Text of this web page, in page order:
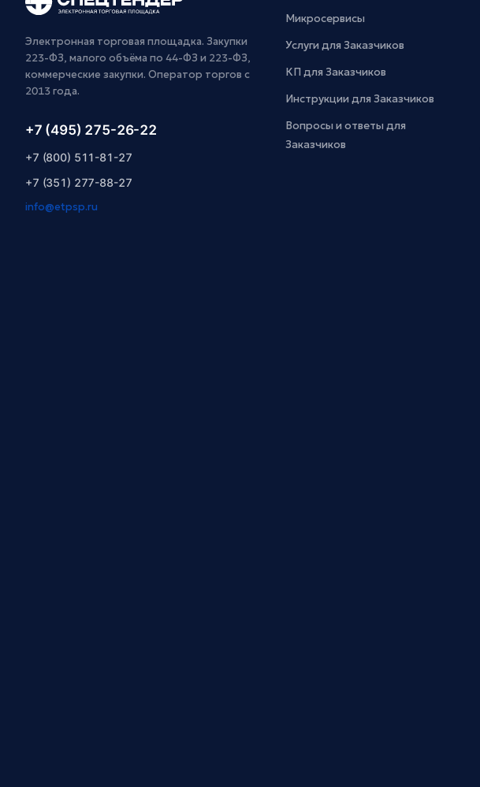
Электронная торговая площадка. Закупки
223-ФЗ, малого объёма по 44-ФЗ и 223-ФЗ,
коммерческие закупки. Оператор торгов с
2013 года.
+7 (495) 275-26-22
+7 (800) 511-81-27
+7 (351) 277-88-27
info@etpsp.ru
Микросервисы
Услуги для Заказчиков
КП для Заказчиков
Инструкции для Заказчиков
Вопросы и ответы для
Заказчиков